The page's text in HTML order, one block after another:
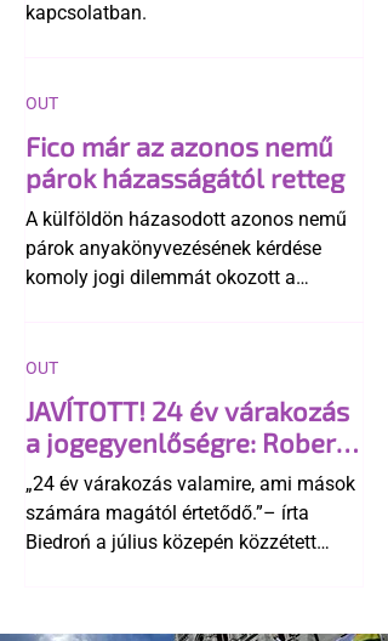
kapcsolatban.
Fico már az azonos nemű
párok házasságától retteg
A külföldön házasodott azonos nemű
párok anyakönyvezésének kérdése
komoly jogi dilemmát okozott a
egyértelműen tiltja a házasságuk
elismerését. Közben az ellenzéken belül
is vita robbant ki arról, hogy vissza
kellene-e vonni a kormány konzervatív
alkotmánymódosítását
OUT
JAVÍTOTT! 24 év várakozás
a jogegyenlőségre: Robert
Biedroń megindító üzenete
a lengyel bejegyzett
élettársi kapcsolatokért
„24 év várakozás valamire, ami mások
számára magától értetődő.”– írta
Biedroń a július közepén közzétett
OUT